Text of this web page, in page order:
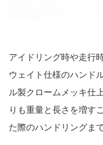
アイドリング時や走行
ウェイト仕様のハンド
ル製クロームメッキ仕
りも重量と長さを増す
た際のハンドリングま